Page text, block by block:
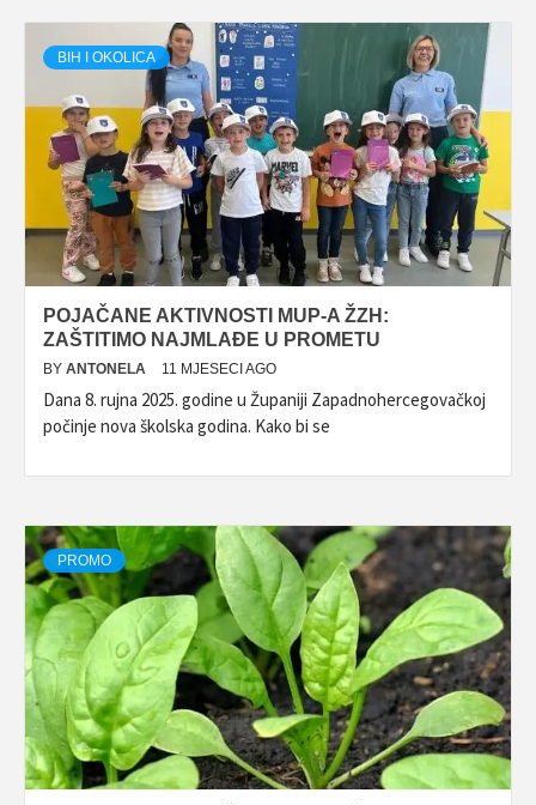
BIH I OKOLICA
POJAČANE AKTIVNOSTI MUP-A ŽZH:
ZAŠTITIMO NAJMLAĐE U PROMETU
BY ANTONELA 11 MJESECI AGO
Dana 8. rujna 2025. godine u Županiji Zapadnohercegovačkoj
počinje nova školska godina. Kako bi se
PROMO